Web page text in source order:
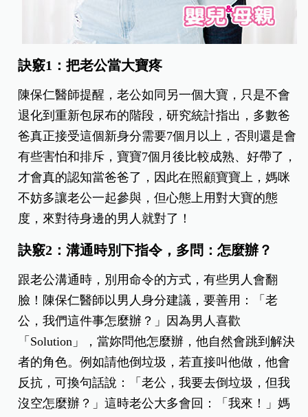
訣竅1：把老公當大寶疼
陳保仁醫師提醒，老公如同另一個大寶，只是不會
退化到重新包尿布的階段，研究統計指出，多數爸
爸真正接受這個新身分需要7個月以上，否則還是會
有些害怕和排斥，寶寶7個月後比較成熟、好帶了，
才會真的認知當爸爸了，因此在照顧寶寶上，媽咪
不妨多讓老公一起參與，但心態上用對大寶的態
度，來對待身邊的男人就對了！
訣竅2：溝通時別下指令，多問：怎麼辦？
跟老公溝通時，別用命令的方式，有些男人會翻
臉！陳保仁醫師以男人身分建議，要善用：「老
公，我們這件事怎麼辦？」因為男人喜歡
「Solution」，當妳問他怎麼辦，他自然會跳到解決
者的角色。例如請他倒垃圾，若直接叫他做，他會
反抗，可換句話說：「老公，我要去倒垃圾，但我
沒空怎麼辦？」這時老公大多會回：「我來！」媽